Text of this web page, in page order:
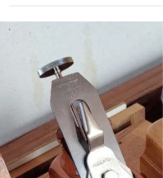
Thiago Endrigo
26 de ago. de 2025
Partir de um lugar a outro: a
busca por uma comunidade
de ofício.
Muita gente viaja a São Paulo, para participar
da MEGA Feira de Hobbismo. O evento, agora
em sua quinta edição, já conquistou um lugar
no coração de quem é apaixonado pelos
fazeres da madeira. Também pudera, há
necessitávamos de um lugar de encontro e
trocas como a MEGA Feira.